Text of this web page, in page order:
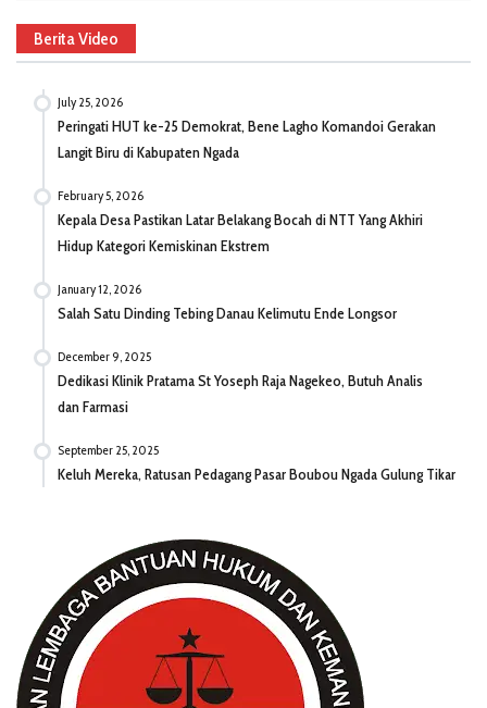
Berita Video
July 25, 2026
Peringati HUT ke-25 Demokrat, Bene Lagho Komandoi Gerakan
Langit Biru di Kabupaten Ngada
February 5, 2026
Kepala Desa Pastikan Latar Belakang Bocah di NTT Yang Akhiri
Hidup Kategori Kemiskinan Ekstrem
January 12, 2026
Salah Satu Dinding Tebing Danau Kelimutu Ende Longsor
December 9, 2025
Dedikasi Klinik Pratama St Yoseph Raja Nagekeo, Butuh Analis
dan Farmasi
September 25, 2025
Keluh Mereka, Ratusan Pedagang Pasar Boubou Ngada Gulung Tikar